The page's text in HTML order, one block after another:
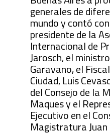
generales de
mundo y contó
presidente de la
Internacional de
Jarosch, el
Garavano, el
Ciudad, Luis
del Consejo de la
Maques y el
Ejecutivo en el
Magistratura Juan